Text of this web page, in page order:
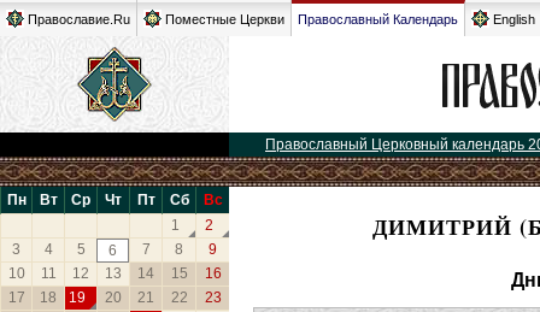
Православие.Ru Поместные Церкви Православный Календарь English
Православный Церковный календарь
Пн Вт Ср Чт Пт Сб
Вс
1
2
3
4 5 6 7 8
9
10
11 12 13 14 15
16
17
18 19 20 21 22
23
ДИМИТРИЙ